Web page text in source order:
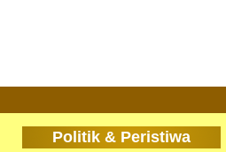
Politik & Peristiwa